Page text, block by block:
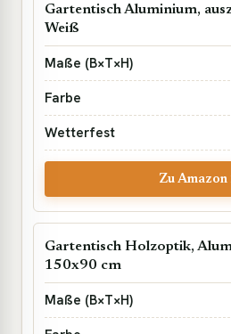
Gartentisch Aluminium,
Weiß
Zu Amazon
Gartentisch Holzoptik,
150x90 cm